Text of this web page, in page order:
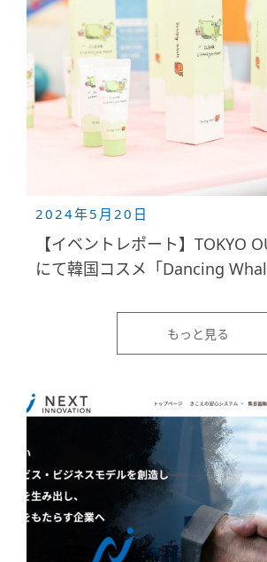
2024年5月20日
【イベントレポート】TOKYO
にて韓国コスメ「Dancing
もっと見る